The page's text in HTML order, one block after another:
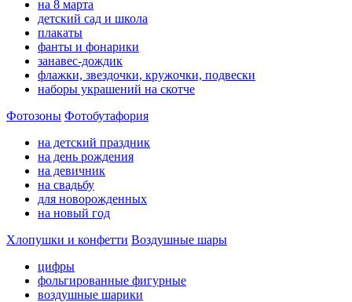
на 8 марта
детский сад и школа
плакаты
фанты и фонарики
занавес-дождик
флажки, звездочки, кружочки, подвески
наборы украшений на скотче
Фотозоны Фотобутафория
на детский праздник
на день рождения
на девичник
на свадьбу
для новорожденных
на новый год
Хлопушки и конфетти Воздушные шары
цифры
фольгированные фигурные
воздушные шарики